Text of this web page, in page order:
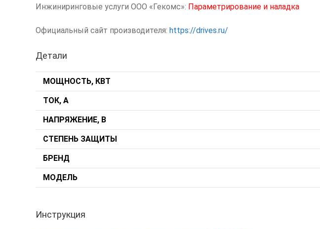
Инжиниринговые услуги ООО «Гекомс»: Параметрирование и наладка
Официальный сайт производителя: https://drives.ru/
Детали
МОЩНОСТЬ, КВТ
ТОК, А
НАПРЯЖЕНИЕ, В
СТЕПЕНЬ ЗАЩИТЫ
БРЕНД
МОДЕЛЬ
Инструкция